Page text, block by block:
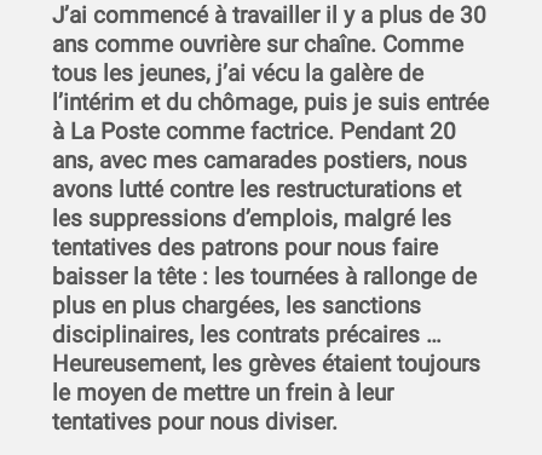
J’ai commencé à travailler il y a plus de 30
ans comme ouvrière sur chaîne. Comme
tous les jeunes, j’ai vécu la galère de
l’intérim et du chômage, puis je suis entrée
à La Poste comme factrice. Pendant 20
ans, avec mes camarades postiers, nous
avons lutté contre les restructurations et
les suppressions d’emplois, malgré les
tentatives des patrons pour nous faire
baisser la tête : les tournées à rallonge de
plus en plus chargées, les sanctions
disciplinaires, les contrats précaires …
Heureusement, les grèves étaient toujours
le moyen de mettre un frein à leur
tentatives pour nous diviser.